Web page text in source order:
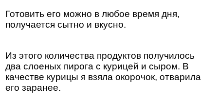
Готовить его можно в любое время дня,
получается сытно и вкусно.
Из этого количества продуктов получилось
два слоеных пирога с курицей и сыром. В
качестве курицы я взяла окорочок, отварила
его заранее.